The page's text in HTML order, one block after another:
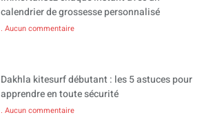
calendrier de grossesse personnalisé
Aucun commentaire
Dakhla kitesurf débutant : les 5 astuces pour
apprendre en toute sécurité
Aucun commentaire